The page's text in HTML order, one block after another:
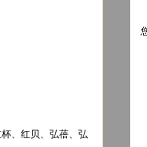
、红贝、弘蓓、弘